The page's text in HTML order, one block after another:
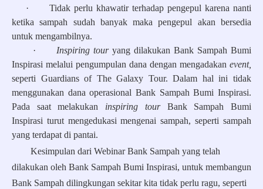
·
Tidak perlu khawatir terhadap pengepul karena nanti
ketika sampah sudah banyak maka pengepul akan bersedia
untuk mengambilnya.
·
Inspiring touryang dilakukan Bank Sampah Bumi
Inspirasi melalui pengumpulan dana dengan mengadakan event,
seperti Guardians of The Galaxy Tour. Dalam hal ini tidak
menggunakan dana operasional Bank Sampah Bumi Inspirasi.
Pada saat melakukan inspiring tour Bank Sampah Bumi
Inspirasi turut mengedukasi mengenai sampah, seperti sampah
yang terdapat di pantai.
Kesimpulan dari Webinar Bank Sampah yang telah
dilakukan oleh Bank Sampah Bumi Inspirasi, untuk membangun
Bank Sampah dilingkungan sekitar kita tidak perlu ragu, seperti